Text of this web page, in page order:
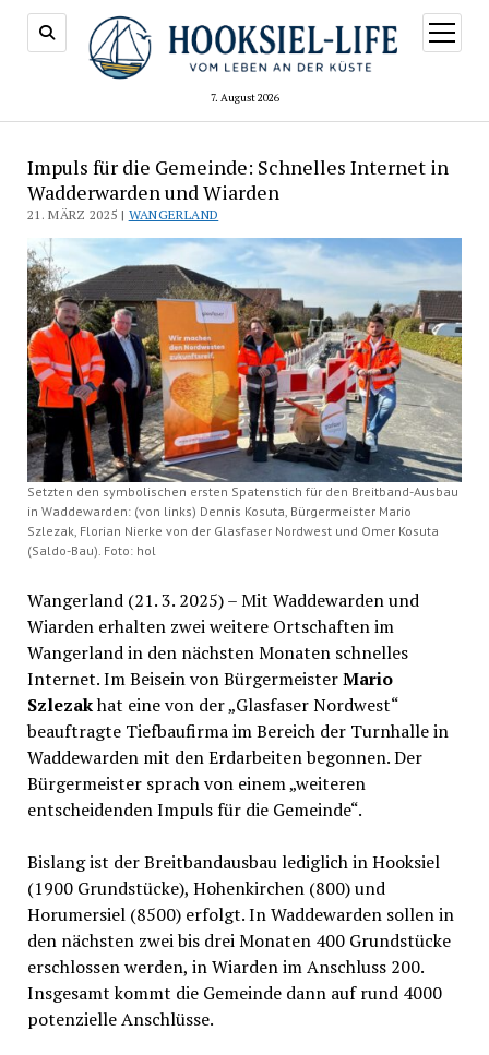
7. August 2026
Menü
öffnen
Impuls für die Gemeinde: Schnelles Internet in
Wadderwarden und Wiarden
21. MÄRZ 2025 | WANGERLAND
Setzten den symbolischen ersten Spatenstich für den Breitband-Ausbau
in Waddewarden: (von links) Dennis Kosuta, Bürgermeister Mario
Szlezak, Florian Nierke von der Glasfaser Nordwest und Omer Kosuta
(Saldo-Bau). Foto: hol
Wangerland (21. 3. 2025) – Mit Waddewarden und
Wiarden erhalten zwei weitere Ortschaften im
Wangerland in den nächsten Monaten schnelles
Internet. Im Beisein von BürgermeisterMario
Szlezakhat eine von der „Glasfaser Nordwest“
beauftragte Tiefbaufirma im Bereich der Turnhalle in
Waddewarden mit den Erdarbeiten begonnen. Der
Bürgermeister sprach von einem „weiteren
entscheidenden Impuls für die Gemeinde“.
Bislang ist der Breitbandausbau lediglich in Hooksiel
(1900 Grundstücke), Hohenkirchen (800) und
Horumersiel (8500) erfolgt. In Waddewarden sollen in
den nächsten zwei bis drei Monaten 400 Grundstücke
erschlossen werden, in Wiarden im Anschluss 200.
Insgesamt kommt die Gemeinde dann auf rund 4000
potenzielle Anschlüsse.